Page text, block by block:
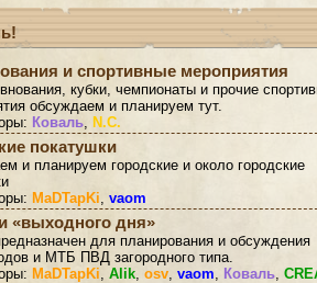
и спортивные мероприятия
кубки, чемпионаты и прочие
обсуждаем и планируем тут.
Коваль, N.C.
покатушки
и планируем городские и около городские
MaDTapKi, vaom
«выходного дня»
для планирования и обсуждения
и МТБ ПВД загородного типа.
MaDTapKi, Alik, osv, vaom, Коваль,